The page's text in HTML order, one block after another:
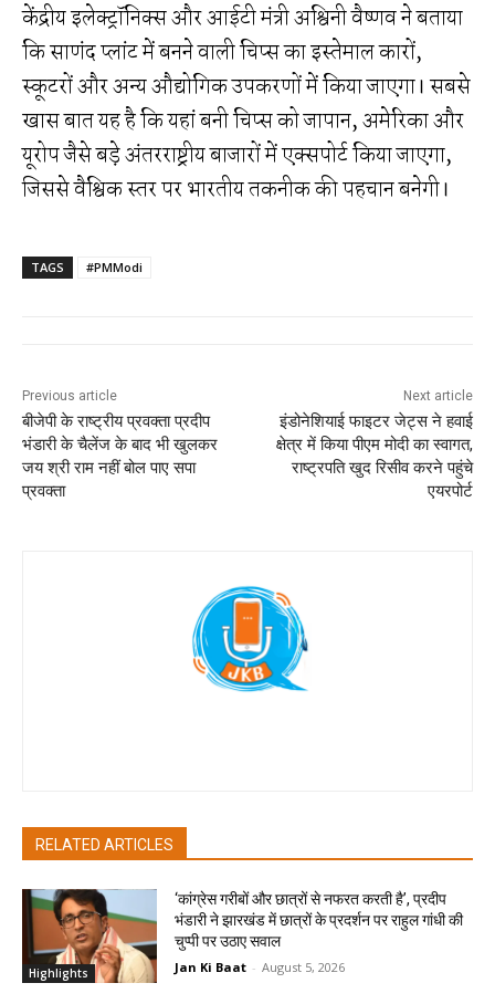
केंद्रीय इलेक्ट्रॉनिक्स और आईटी मंत्री अश्विनी वैष्णव ने बताया
कि साणंद प्लांट में बनने वाली चिप्स का इस्तेमाल कारों,
स्कूटरों और अन्य औद्योगिक उपकरणों में किया जाएगा। सबसे
खास बात यह है कि यहां बनी चिप्स को जापान, अमेरिका और
यूरोप जैसे बड़े अंतरराष्ट्रीय बाजारों में एक्सपोर्ट किया जाएगा,
जिससे वैश्विक स्तर पर भारतीय तकनीक की पहचान बनेगी।
TAGS #PMModi
Previous article
बीजेपी के राष्ट्रीय प्रवक्ता प्रदीप
भंडारी के चैलेंज के बाद भी खुलकर
जय श्री राम नहीं बोल पाए सपा
प्रवक्ता
Next article
इंडोनेशियाई फाइटर जेट्स ने हवाई
क्षेत्र में किया पीएम मोदी का स्वागत,
राष्ट्रपति खुद रिसीव करने पहुंचे
एयरपोर्ट
RELATED ARTICLES
Highlights
‘कांग्रेस गरीबों और छात्रों से नफरत करती है’, प्रदीप
भंडारी ने झारखंड में छात्रों के प्रदर्शन पर राहुल गांधी की
चुप्पी पर उठाए सवाल
Jan Ki Baat - August 5, 2026